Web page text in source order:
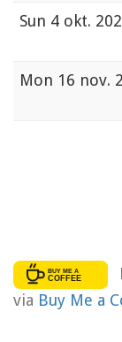
Sun 4 okt.
Mon 16 nov.
via Buy Me a